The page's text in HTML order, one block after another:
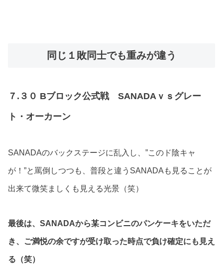
同じ１敗同士でも重みが違う
７.３０ Bブロック公式戦 SANADAｖｓグレー
ト・オーカーン
SANADAのバックステージに乱入し、”このド陰キャ
が！”と罵倒しつつも、普段と違うSANADAも見ることが
出来て微笑ましくも見える光景（笑）
最後は、SANADAから某コンビニのパンケーキをいただ
き、ご満悦の余ですが受け取った時点で負け確定にも見え
る（笑）